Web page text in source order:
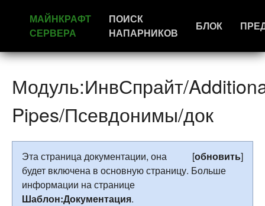
МАЙНКРАФТ
СЕРВЕРА
ПОИСК
НАПАРНИКОВ
БЛОК
Модуль:ИнвСпрайт/
Pipes/Псевдонимы/док
[обновить]
Эта страница документации, она
будет включена в основную страницу. Больше
информации на странице
Шаблон:Документация.